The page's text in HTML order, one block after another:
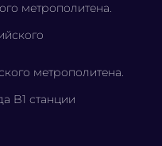
метрополитена.
метрополитена.
B1 станции